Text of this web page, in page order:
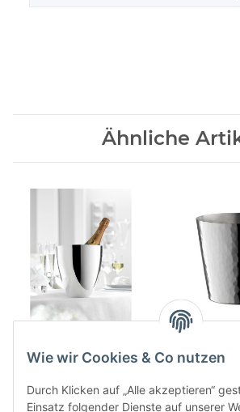
Ähnliche
1,94 CHF
*
Martele
Wie wir Cookies & Co nutzen
Durch Klicken auf „Alle akzeptieren“
Einsatz folgender Dienste auf unserer